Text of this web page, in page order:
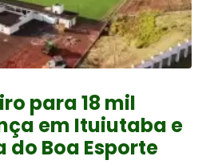
para 18 mil
em Ituiutaba e
Boa Esporte